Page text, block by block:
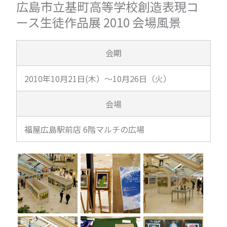
広島市立基町高等学校創造表現コ
ース生徒作品展 2010 会場風景
会期
2010年10月21日(木）～10月26日（火）
会場
福屋広島駅前店 6階マルチの広場